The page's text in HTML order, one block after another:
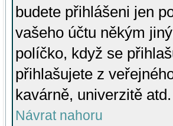
budete přihlášeni jen
vašeho účtu někým
políčko, když se
přihlašujete z
kavárně, univerzitě atd.
Návrat nahoru